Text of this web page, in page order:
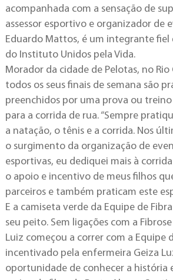
acompanhada com a sensação de
assessor esportivo e organizador de
Eduardo Mattos, é um integrante fiel
do Instituto Unidos pela Vida.
Morador da cidade de Pelotas, no Rio
todos os seus finais de semana são
preenchidos por uma prova ou
para a corrida de rua. “Sempre
a natação, o tênis e a corrida. Nos
o surgimento da organização de
esportivas, eu dediquei mais à
o apoio e incentivo de meus filhos
parceiros e também praticam este
E a camiseta verde da Equipe de
seu peito. Sem ligações com a
Luiz começou a correr com a Equipe
incentivado pela enfermeira Geiza
oportunidade de conhecer a história